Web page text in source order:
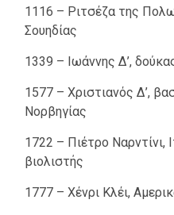
1116 – Ριτσέζα της
Σουηδίας
1339 – Ιωάννης Δ’,
1577 – Χριστιανός Δ’,
Νορβηγίας
1722 – Πιέτρο Ναρντίνι,
βιολιστής
1777 – Χένρι Κλέι,